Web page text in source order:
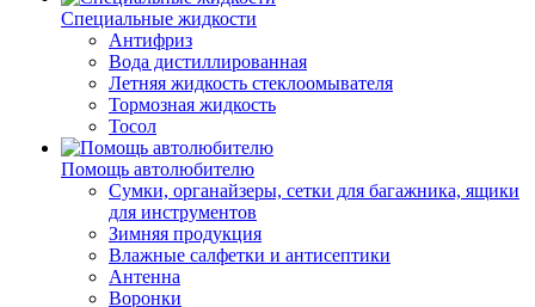
Специальные жидкости
Антифриз
Вода дистиллированная
Летняя жидкость стеклоомывателя
Тормозная жидкость
Тосол
Помощь автолюбителю
Сумки, органайзеры, сетки для багажника, ящики
для инструментов
Зимняя продукция
Влажные салфетки и антисептики
Антенна
Воронки